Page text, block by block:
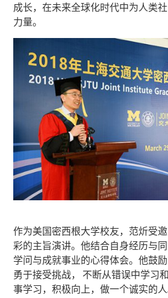
成长，在未来全球化时代中为人类
力量。
作为美国密西根大学校友，范炘受
彩的主旨演讲。他结合自身经历与
学问与成就事业的心得体会。他鼓励
勇于接受挑战， 不断从错误中学习
事学习，积极向上，做一个诚实的人